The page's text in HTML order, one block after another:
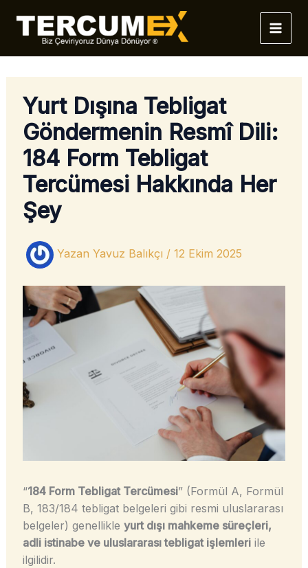
atla
Yurt Dışına Tebligat
Göndermenin Resmî Dili:
184 Form Tebligat
Tercümesi Hakkında Her
Şey
Yazan Yavuz Balıkçı / 12 Ekim 2025
“184 Form Tebligat Tercümesi” (Formül A, Formül
B, 183/184 tebligat belgeleri gibi resmi uluslararası
belgeler) genellikle yurt dışı mahkeme süreçleri,
adli istinabe ve uluslararası tebligat işlemleriile
ilgilidir.